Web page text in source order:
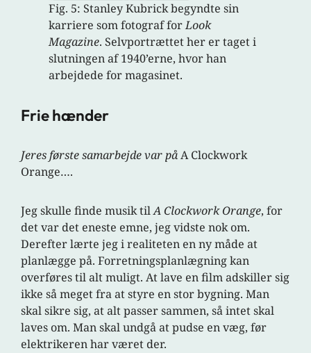
Fig. 5: Stanley Kubrick begyndte sin
karriere som fotograf forLook
Magazine. Selvportrættet her er taget i
slutningen af 1940’erne, hvor han
arbejdede for magasinet.
Frie hænder
Jeres første samarbejde var påA Clockwork
Orange….
Jeg skulle finde musik tilA Clockwork Orange, for
det var det eneste emne, jeg vidste nok om.
Derefter lærte jeg i realiteten en ny måde at
planlægge på. Forretningsplanlægning kan
overføres til alt muligt. At lave en film adskiller sig
ikke så meget fra at styre en stor bygning. Man
skal sikre sig, at alt passer sammen, så intet skal
laves om. Man skal undgå at pudse en væg, før
elektrikeren har været der.